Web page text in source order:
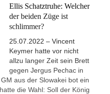
Ellis Schatztruhe: Welcher
der beiden Züge ist
schlimmer?
25.07.2022 – Vincent
Keymer hatte vor nicht
allzu langer Zeit sein Brett
gegen Jergus Pechac in
aus der Slowakei bot ein
die Wahl: Soll der König